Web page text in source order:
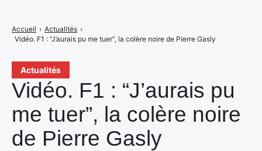
Actualités
Vidéo. F1 : “J’aurais pu
me tuer”, la colère noire
de Pierre Gasly
Accueil › Actualités ›
Vidéo. F1 : “J’aurais pu me tuer”, la colère noire de Pierre Gasly